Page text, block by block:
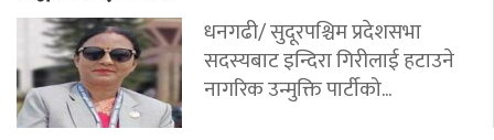
धनगढी/ सुदूरपश्चिम प्रदेशसभा
सदस्यबाट इन्दिरा गिरीलाई हटाउने
नागरिक उन्मुक्ति पार्टीको...